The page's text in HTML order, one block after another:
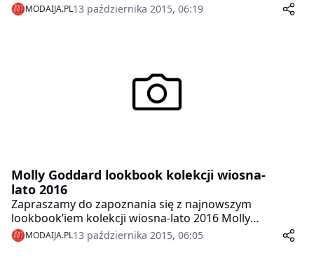
MODAIJA.PL13 października 2015, 06:19
Molly Goddard lookbook kolekcji wiosna-
lato 2016
Zapraszamy do zapoznania się z najnowszym
lookbook’iem kolekcji wiosna-lato 2016 Molly
Goddard.
MODAIJA.PL13 października 2015, 06:05